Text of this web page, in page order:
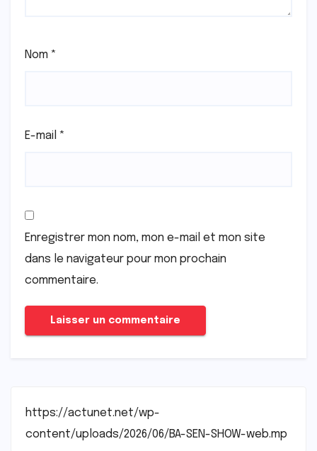
Nom *
E-mail *
Enregistrer mon nom, mon e-mail et mon site
dans le navigateur pour mon prochain
commentaire.
https://actunet.net/wp-
content/uploads/2026/06/BA-SEN-SHOW-web.mp